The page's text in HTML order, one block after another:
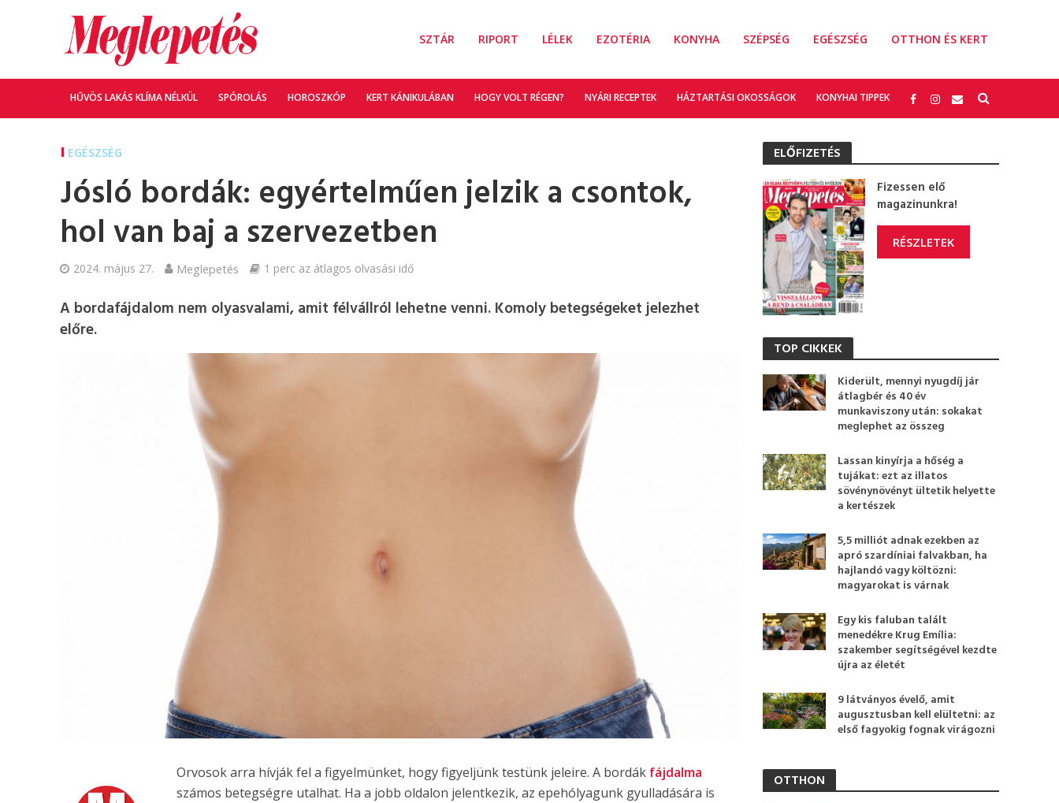
SZTÁR RIPORT LÉLEK EZOTÉRIA KONYHA SZÉPSÉG EGÉSZSÉG OTTHON ÉS KERT
HŰVÖS LAKÁS KLÍMA NÉLKÜL SPÓROLÁS HOROSZKÓP KERT KÁNIKULÁBAN HOGY VOLT RÉGEN? NYÁRI RECEPTEK HÁZTARTÁSI OKOSSÁGOK KONYHAI TIPPEK
EGÉSZSÉG
Jósló bordák: egyértelműen jelzik a csontok,
hol van baj a szervezetben
2024. május 27. Meglepetés 1 perc az átlagos olvasási idő
A bordafájdalom nem olyasvalami, amit félvállról lehetne venni. Komoly betegségeket jelezhet
előre.
Orvosok arra hívják fel a figyelmünket, hogy figyeljünk testünk jeleire. A bordák fájdalma
számos betegségre utalhat. Ha a jobb oldalon jelentkezik, az epehólyagunk gyulladására is
ELŐFIZETÉS
Fizessen elő
magazinunkra!
RÉSZLETEK
TOP CIKKEK
Kiderült, mennyi nyugdíj jár
átlagbér és 40 év
munkaviszony után: sokakat
meglephet az összeg
Lassan kinyírja a hőség a
tujákat: ezt az illatos
sövénynövényt ültetik helyette
a kertészek
5,5 milliót adnak ezekben az
apró szardíniai falvakban, ha
hajlandó vagy költözni:
magyarokat is várnak
Egy kis faluban talált
menedékre Krug Emília:
szakember segítségével kezdte
újra az életét
9 látványos évelő, amit
augusztusban kell elültetni: az
első fagyokig fognak virágozni
OTTHON